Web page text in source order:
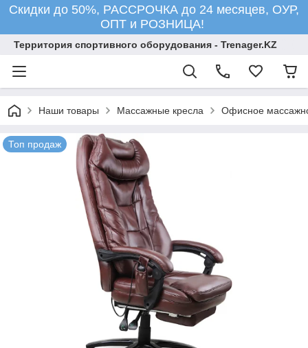
Скидки до 50%, РАССРОЧКА до 24 месяцев, ОУР,
ОПТ и РОЗНИЦА!
Территория спортивного оборудования - Trenager.KZ
Наши товары Массажные кресла Офисное
Топ продаж